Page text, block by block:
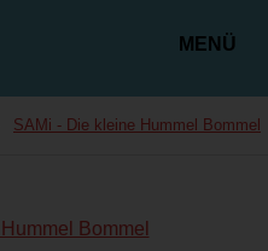
MENÜ
SAMi - Die kleine Hummel Bommel
Bommel